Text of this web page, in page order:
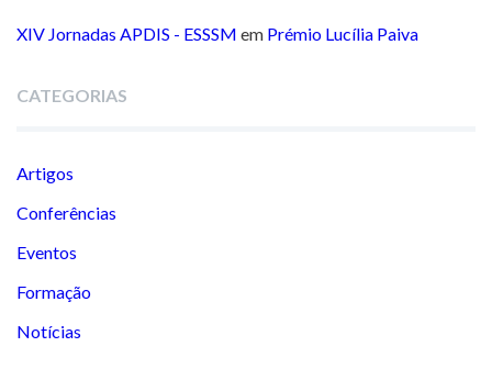
XIV Jornadas APDIS - ESSSM em Prémio Lucília Paiva
CATEGORIAS
Artigos
Conferências
Eventos
Formação
Notícias